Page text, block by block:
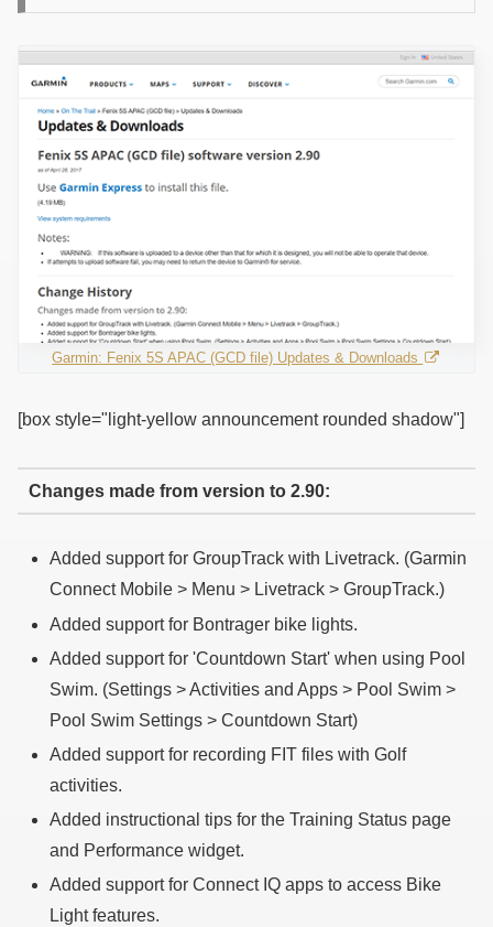
Garmin: Fenix 5S APAC (GCD file) Updates & Downloads
[box style="light-yellow announcement rounded shadow"]
Changes made from version to 2.90:
Added support for GroupTrack with Livetrack. (Garmin
Connect Mobile > Menu > Livetrack > GroupTrack.)
Added support for Bontrager bike lights.
Added support for 'Countdown Start' when using Pool
Swim. (Settings > Activities and Apps > Pool Swim >
Pool Swim Settings > Countdown Start)
Added support for recording FIT files with Golf
activities.
Added instructional tips for the Training Status page
and Performance widget.
Added support for Connect IQ apps to access Bike
Light features.